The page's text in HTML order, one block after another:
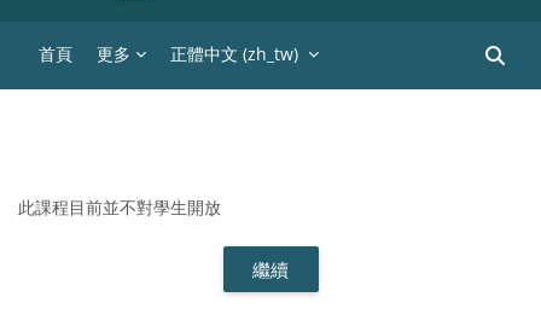
首頁 更多 正體中文 ‎(zh_tw)‎
搜尋課
此課程目前並不對學生開放
繼續